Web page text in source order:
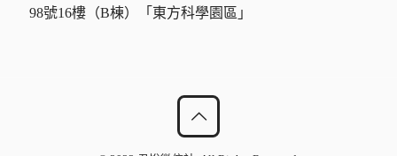
98號16樓（B棟）「東方科學園區」